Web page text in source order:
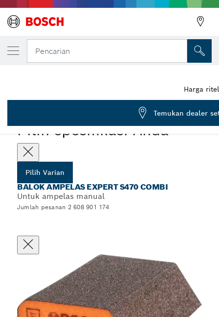
Pencarian
Pilih spesifikasi Anda
Pilih Varian
BALOK AMPELAS EXPERT S470 COMBI
Untuk ampelas manual
Jumlah pesanan 2 608 901 174
VARIAN PILIHAN ANDA
Balok Kombinasi EXPERT S470 69 x 97 x
2 608 901 174
Harga
Temukan dealer